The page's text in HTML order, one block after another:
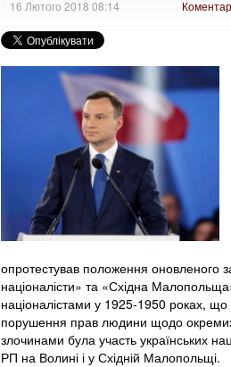
16 Лютого 2018 08:14
опротестував положення оновленого
націоналісти» та «Східна
націоналістами у 1925-1950 роках,
порушення прав людини щодо окремих
злочинами була участь українських
РП на Волині і у Східній Малопольщі.